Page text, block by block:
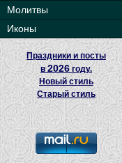
Молитвы
Иконы
Праздники и посты
в2026 году.
Новый стиль
Старый стиль